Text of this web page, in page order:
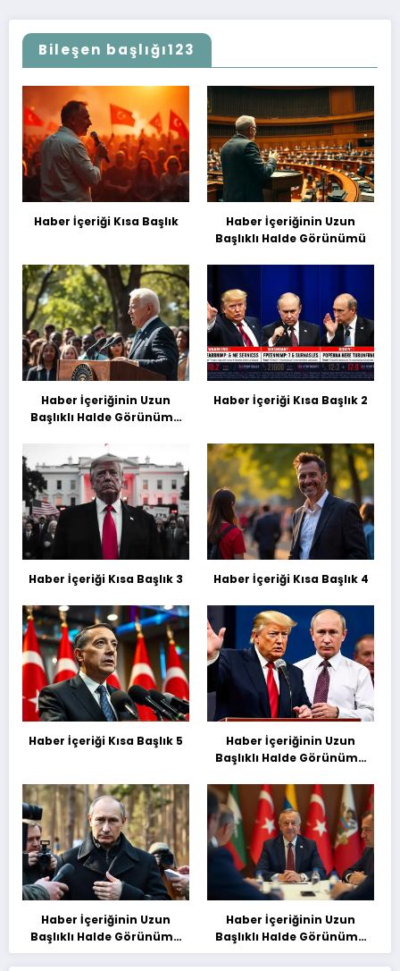
Bileşen başlığı123
Haber İçeriği Kısa Başlık
Haber İçeriğinin Uzun
Başlıklı Halde Görünümü
Haber İçeriğinin Uzun
Başlıklı Halde Görünümü
Haber İçeriği Kısa Başlık 2
Haber İçeriği Kısa Başlık 3 Haber İçeriği Kısa Başlık 4
Haber İçeriği Kısa Başlık 5
Haber İçeriğinin Uzun
Başlıklı Halde Görünümü
Haber İçeriğinin Uzun
Başlıklı Halde Görünümü
Deneme Başılığı
Haber İçeriğinin Uzun
Başlıklı Halde Görünümü
Deneme Başılığı